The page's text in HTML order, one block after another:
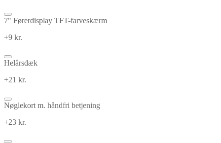
7" Førerdisplay TFT-farveskærm
+9 kr.
Helårsdæk
+21 kr.
Nøglekort m. håndfri betjening
+23 kr.